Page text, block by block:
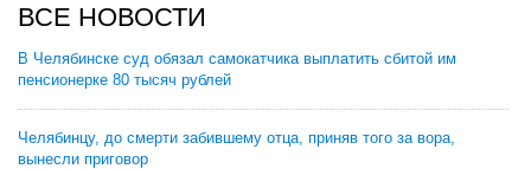
ВСЕ НОВОСТИ
В Челябинске суд обязал самокатчика выплатить сбитой им
пенсионерке 80 тысяч рублей
Челябинцу, до смерти забившему отца, приняв того за вора,
вынесли приговор